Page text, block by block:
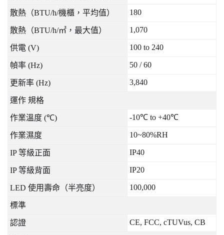
散熱（BTU/h/機櫃，平均值） 180
散熱（BTU/h/㎡，最大值） 1,070
供電 (V) 100 to 240
幀率 (Hz) 50 / 60
更新率 (Hz) 3,840
運作 規格
作業溫度 (℃) -10℃ to +40℃
作業濕度 10~80%RH
IP等級正面 IP40
IP等級背面 IP20
LED 使用壽命（半亮度） 100,000
標準
認證 CE, FCC, cTUVus, CB